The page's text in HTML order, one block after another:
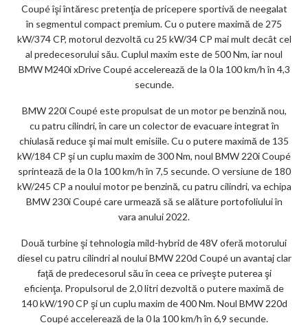
Coupé îşi întăresc pretenţia de pricepere sportivă de neegalat
în segmentul compact premium. Cu o putere maximă de 275
kW/374 CP, motorul dezvoltă cu 25 kW/34 CP mai mult decât cel
al predecesorului său. Cuplul maxim este de 500 Nm, iar noul
BMW M240i xDrive Coupé accelerează de la 0 la 100 km/h în 4,3
secunde.
BMW 220i Coupé este propulsat de un motor pe benzină nou,
cu patru cilindri, în care un colector de evacuare integrat în
chiulasă reduce şi mai mult emisiile. Cu o putere maximă de 135
kW/184 CP şi un cuplu maxim de 300 Nm, noul BMW 220i Coupé
sprintează de la 0 la 100 km/h în 7,5 secunde. O versiune de 180
kW/245 CP a noului motor pe benzină, cu patru cilindri, va echipa
BMW 230i Coupé care urmează să se alăture portofoliului în
vara anului 2022.
Două turbine şi tehnologia mild-hybrid de 48V oferă motorului
diesel cu patru cilindri al noului BMW 220d Coupé un avantaj clar
faţă de predecesorul său în ceea ce priveşte puterea şi
eficienţa. Propulsorul de 2,0 litri dezvoltă o putere maximă de
140 kW/190 CP şi un cuplu maxim de 400 Nm. Noul BMW 220d
Coupé accelerează de la 0 la 100 km/h în 6,9 secunde.